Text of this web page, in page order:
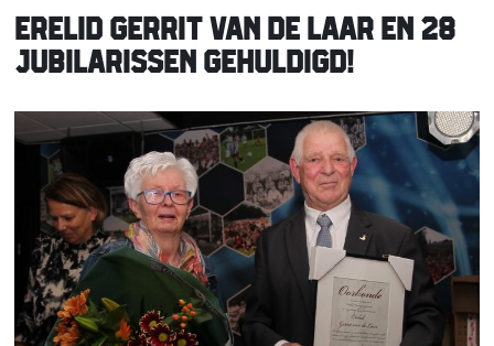
ERELID GERRIT VAN DE LAAR EN 28
JUBILARISSEN GEHULDIGD!